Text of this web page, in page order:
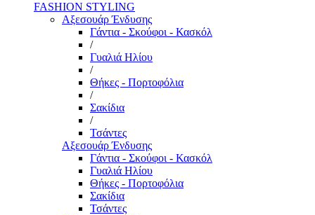
FASHION STYLING
Αξεσουάρ Ένδυσης
Γάντια - Σκούφοι - Κασκόλ
/
Γυαλιά Ηλίου
/
Θήκες - Πορτοφόλια
/
Σακίδια
/
Τσάντες
Αξεσουάρ Ένδυσης
Γάντια - Σκούφοι - Κασκόλ
Γυαλιά Ηλίου
Θήκες - Πορτοφόλια
Σακίδια
Τσάντες